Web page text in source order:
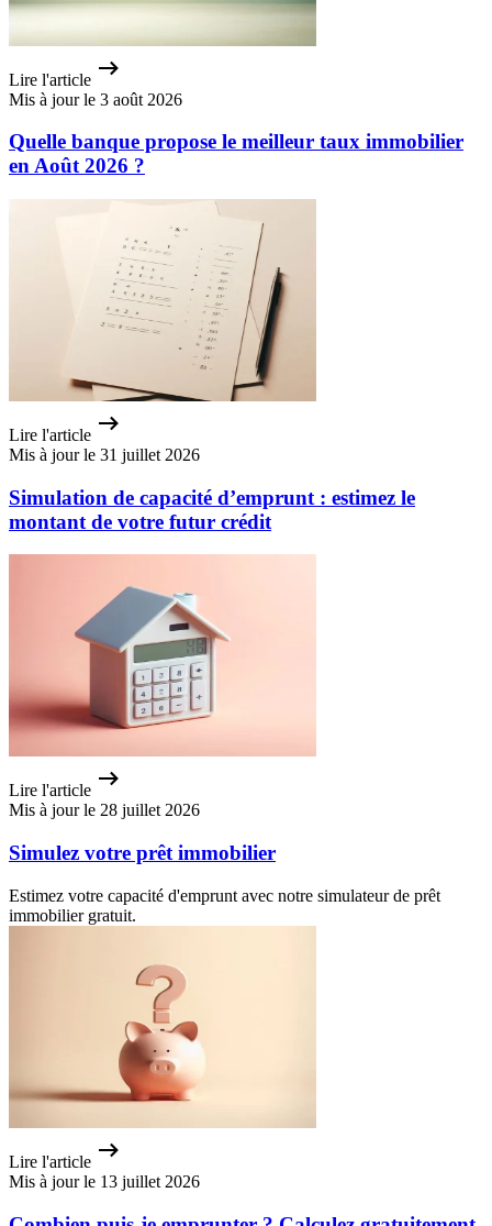
Lire l'article
Mis à jour le 3 août 2026
Quelle banque propose le meilleur taux immobilier
en Août 2026 ?
Lire l'article
Mis à jour le 31 juillet 2026
Simulation de capacité d’emprunt : estimez le
montant de votre futur crédit
Lire l'article
Mis à jour le 28 juillet 2026
Simulez votre prêt immobilier
Estimez votre capacité d'emprunt avec notre simulateur de prêt
immobilier gratuit.
Lire l'article
Mis à jour le 13 juillet 2026